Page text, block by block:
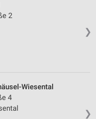
❯
2
❯
Wiesental
4